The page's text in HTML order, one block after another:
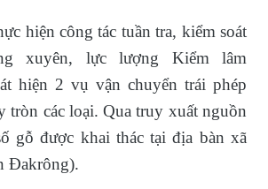
hiện công tác tuần tra, kiểm soát
xuyên, lực lượng Kiểm lâm
hiện 2 vụ vận chuyển trái phép
tròn các loại. Qua truy xuất nguồn
gỗ được khai thác tại địa bàn xã
Đakrông).